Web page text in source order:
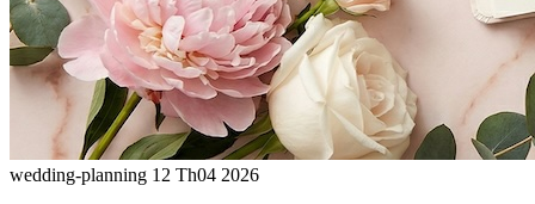
wedding-planning 12 Th04 2026